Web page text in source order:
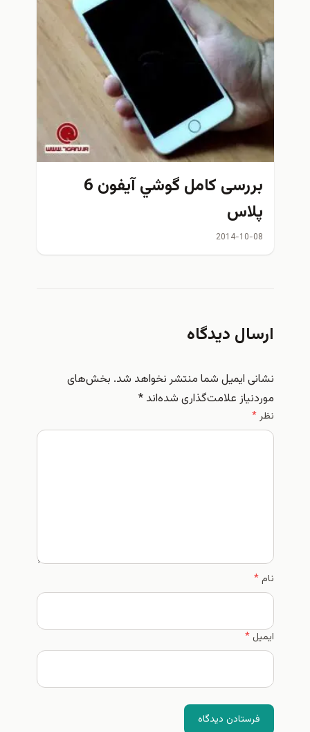
بررسی كامل گوشي آیفون 6
پلاس
2014-10-08
ارسال دیدگاه
نشانی ایمیل شما منتشر نخواهد شد. بخش‌های
موردنیاز علامت‌گذاری شده‌اند*
نظر*
نام*
ایمیل*
فرستادن دیدگاه